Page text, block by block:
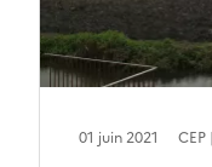
01 juin 2021